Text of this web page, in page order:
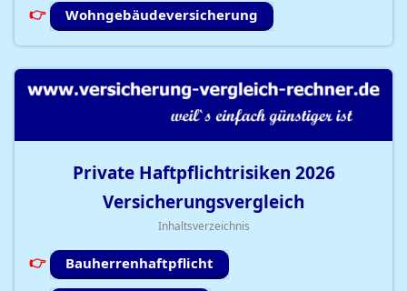
Wohngebäudeversicherung
Private Haftpflichtrisiken 2026
Versicherungsvergleich
Inhaltsverzeichnis
Bauherrenhaftpflicht